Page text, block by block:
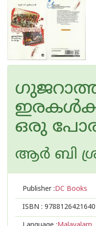
ഒരു
ആര്‍ ബി
Publisher :DC Books
ISBN : 9788126421640